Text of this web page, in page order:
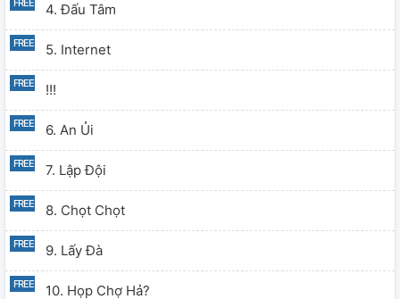
4. Đấu Tâm
5. Internet
!!!
6. An Ủi
7. Lập Đội
8. Chọt Chọt
9. Lấy Đà
10. Họp Chợ Hả?